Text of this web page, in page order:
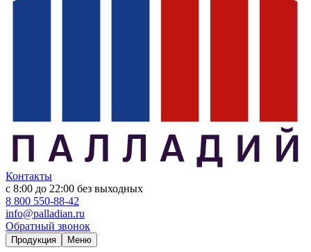
Контакты
с 8:00 до 22:00 без выходных
8 800 550-88-42
info@palladian.ru
Обратный звонок
Продукция Меню